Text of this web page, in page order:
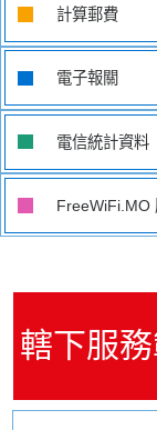
計算郵費
電子報關
電信統計資料
FreeWiFi.MO
轄下服